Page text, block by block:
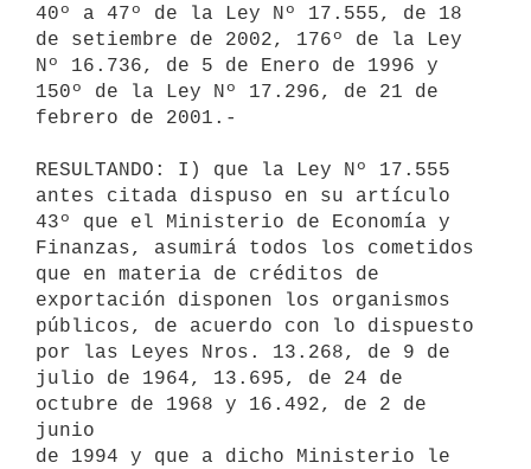
40º a 47º de la Ley Nº 17.555, de 18
de setiembre de 2002, 176º de la Ley
Nº 16.736, de 5 de Enero de 1996 y
150º de la Ley Nº 17.296, de 21 de
febrero de 2001.-
RESULTANDO: I) que la Ley Nº 17.555
antes citada dispuso en su artículo
43º que el Ministerio de Economía y
Finanzas, asumirá todos los cometidos
que en materia de créditos de
exportación disponen los organismos
públicos, de acuerdo con lo dispuesto
por las Leyes Nros. 13.268, de 9 de
julio de 1964, 13.695, de 24 de
octubre de 1968 y 16.492, de 2 de
junio
de 1994 y que a dicho Ministerio le